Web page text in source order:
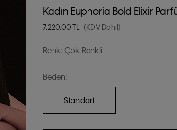
Kadın Euphoria Bold Elixir
7.220,00 TL (KDV Dahil)
Renk: Çok Renkli
Beden:
Standart